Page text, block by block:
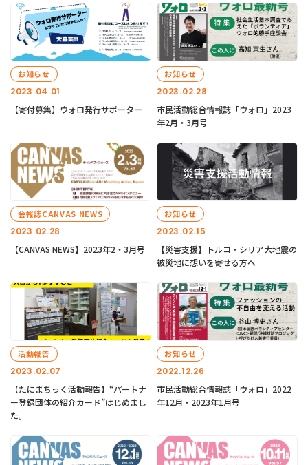
2023.04.01
お知らせ
【寄付募集】ウォロ発行サポーター
2023.02.28
お知らせ
市民活動総合情報誌「ウォロ」2023
年2月・3月号
2023.02.28
会報誌CANVAS NEWS
【CANVAS NEWS】2023年2・3月号
2023.02.15
お知らせ
【災害支援】トルコ・シリア大地震の
被災地に想いを寄せる方へ
2023.02.07
活動報告
【たにまちっく活動報告】“パートナ
ー登録団体の紹介カード”はじめまし
た。
2022.12.26
お知らせ
市民活動総合情報誌「ウォロ」2022
年12月・2023年1月号